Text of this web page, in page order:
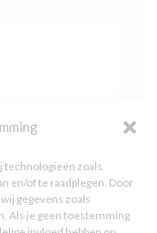
technologieën zoals
en/of te raadplegen. Door
gegevens zoals
Als je geen toestemming